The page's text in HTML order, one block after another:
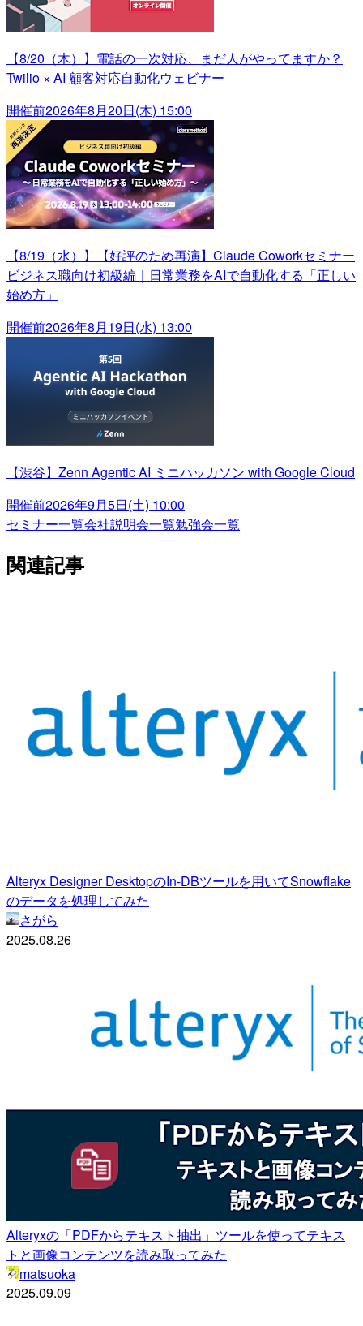
【8/20（木）】電話の一次対応、まだ人がやってますか？
Twilio × AI 顧客対応自動化ウェビナー
開催前2026年8月20日(木) 15:00
【8/19（水）】【好評のため再演】Claude Coworkセミナー
ビジネス職向け初級編｜日常業務をAIで自動化する「正しい
始め方」
開催前2026年8月19日(水) 13:00
【渋谷】Zenn Agentic AI ミニハッカソン with Google Cloud
開催前2026年9月5日(土) 10:00
セミナー一覧会社説明会一覧勉強会一覧
関連記事
Alteryx Designer DesktopのIn-DBツールを用いてSnowflake
のデータを処理してみた
さがら
2025.08.26
Alteryxの「PDFからテキスト抽出」ツールを使ってテキス
トと画像コンテンツを読み取ってみた
matsuoka
2025.09.09